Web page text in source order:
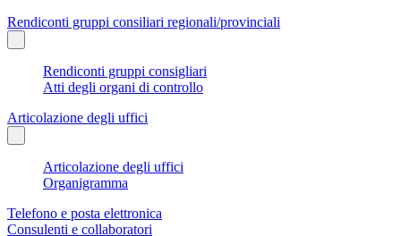
Rendiconti gruppi consiliari regionali/provinciali
Rendiconti gruppi consigliari
Atti degli organi di controllo
Articolazione degli uffici
Articolazione degli uffici
Organigramma
Telefono e posta elettronica
Consulenti e collaboratori